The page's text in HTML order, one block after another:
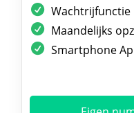
Wachtrijfunctie
Maandelijks
Smartphone